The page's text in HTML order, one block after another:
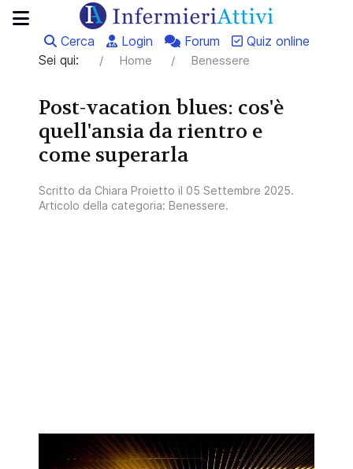
Cerca Login Forum
Quiz online
Sei qui:
Home Benessere
Post-vacation blues: cos'è
quell'ansia da rientro e
come superarla
Scritto da Chiara Proietto il 05 Settembre 2025.
Articolo della categoria: Benessere.